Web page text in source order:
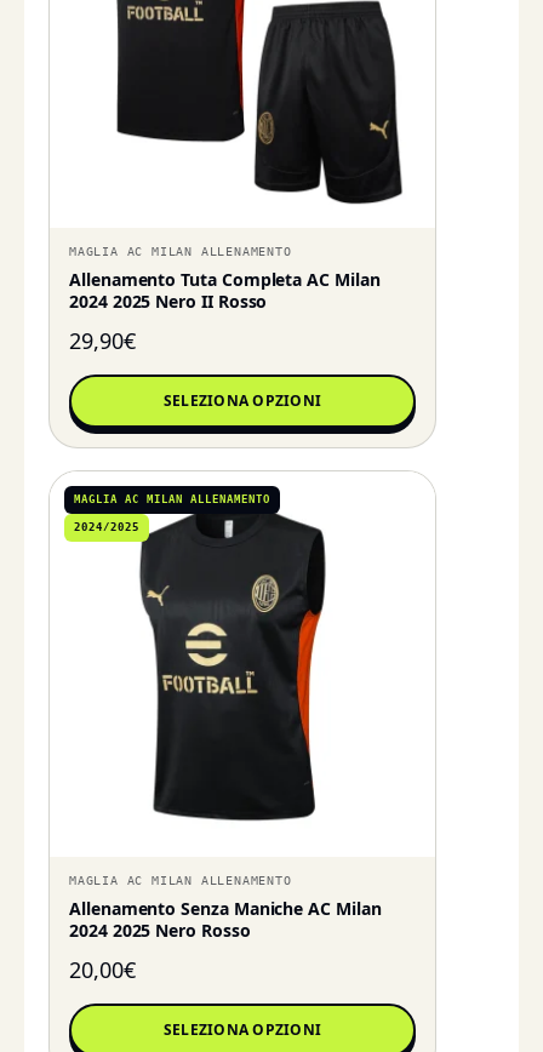
MAGLIA AC MILAN ALLENAMENTO
Allenamento Tuta Completa AC Milan
2024 2025 Nero II Rosso
29,90€
SELEZIONA OPZIONI
MAGLIA AC MILAN ALLENAMENTO
2024/2025
MAGLIA AC MILAN ALLENAMENTO
Allenamento Senza Maniche AC Milan
2024 2025 Nero Rosso
20,00€
SELEZIONA OPZIONI